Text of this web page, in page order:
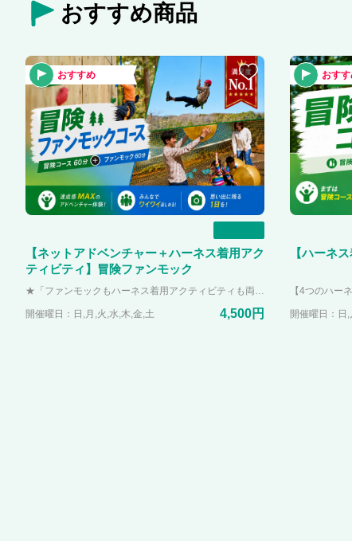
おすすめ商品
おすすめ
【ネットアドベンチャー＋ハーネス着用アク
ティビティ】冒険ファンモック
★「ファンモックもハーネス着用アクティビティも両方体験したい！！」という方におすすめ★ 冒険コースが含まれるため、小学生以上で体重が20~120kgの方が体験して頂けます。 【ネットアドベンチャー】 埼玉県内最大のネットアドベンチャー「ファンモック」。 カラフルでオシャレなデザインのネットアドベンチャーは、関東近郊でPANZA宮沢湖だけ！！ 体験して楽しむだけでなく、写真映えもする施設「映え冒険スポット」として生まれ変わりました。 4つある部屋でそれぞれの楽しみ方ができたり、とび跳ねる以外の楽しみ方をスタッフが教えてくれます！！ 【ハーネス着用アクティビティ】 ①ジップフォール 柱の上高さ約6メートルにあるデッキから滑空しながら下りてくる新感覚ジップライン。 登ったものにしか見れない景色を楽しんでください！！ 高さの恐怖を乗り越えて、一歩踏み出そう！！ ②クライミングウォール PANZA宮沢湖にそびえ立つ高さ8mの壁！！ 壁に付いているホールドを掴んで上まで登り切れば達成感を得ること間違いなし。 いろんなレベルの登り方があるので、ぜひ挑戦してみてください。 ③ツリークライミング 実際に生えている木の木登り！！ PANZA宮沢湖にあるアクティビティの中で難易度MAXです。 あなたは攻略できるかな！？ ④ジャイアントスイング 足が地面に付かない大きなブランコ！！ 宮沢湖に向かって飛び出すスリルと爽快感が味わえます。
開催曜日：日,月,火,水,木,金,土 4,500円
おす
【ハーネ
開催曜日：日